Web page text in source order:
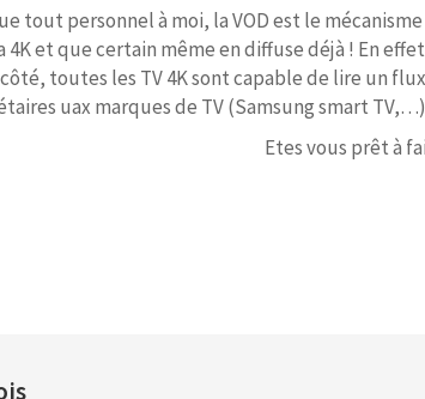
tout personnel à moi, la VOD est le
4K et que certain même en diffuse déjà ! En
toutes les TV 4K sont capable de lire un
uax marques de TV (Samsung smart
Etes vous prêt à